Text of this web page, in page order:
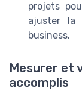
projets
ajuster la
business.
Mesurer et
accomplis